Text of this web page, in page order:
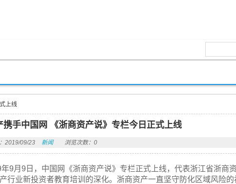
上线
携手中国网 《浙商资产说》专栏今日正式上线
2019/09/23 新闻 浏览次数：0
年9月9日，中国网《浙商资产说》专栏正式上线，代表浙江省浙商
行业新投资者教育培训的深化。浙商资产一直坚守防化区域风险的